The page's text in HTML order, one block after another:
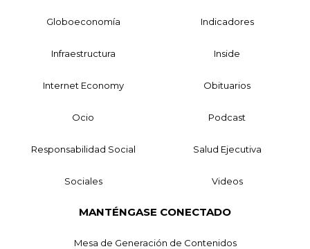
Globoeconomía Indicadores
Infraestructura Inside
Internet Economy Obituarios
Ocio Podcast
Responsabilidad Social Salud Ejecutiva
Sociales Videos
MANTÉNGASE CONECTADO
Mesa de Generación de Contenidos